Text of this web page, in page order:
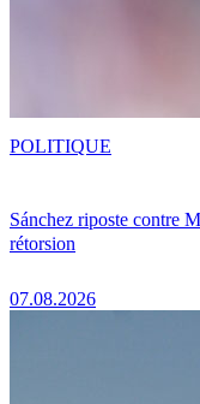
Sánchez riposte contre
rétorsion
07.08.2026
POLITIQUE